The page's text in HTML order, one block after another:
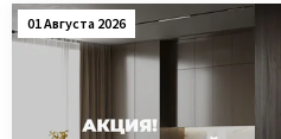
01 Августа 2026